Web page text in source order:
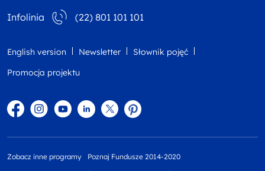
Infolinia (22) 801 101 101
English version Newsletter
Słownik pojęć
Promocja projektu
FacebookInstagram
YouTubeLinkedintwitterPinterest
Zobacz inne programy Poznaj Fundusze 2014-2020